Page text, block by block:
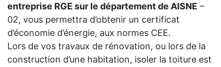
entreprise RGE sur le département de AISNE –
02, vous permettra d’obtenir un certificat
d’économie d’énergie, aux normes CEE.
Lors de vos travaux de rénovation, ou lors de la
construction d’une habitation, isoler la toiture est